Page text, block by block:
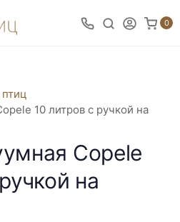
0
10 литров с ручкой на
Copele
на